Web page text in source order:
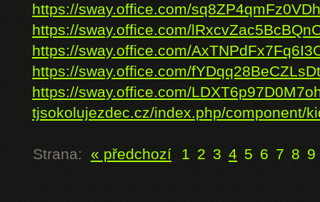
https://sway.office.com/
https://sway.office.com/
https://sway.office.com/
https://sway.office.com/
https://sway.office.com/
tjsokolujezdec.cz/index.php/component/
Strana: « předchozí 1 2 3 4 5 6 7 8 9